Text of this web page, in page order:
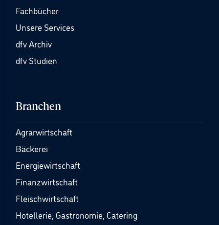
Fachbücher
Unsere Services
dfv Archiv
dfv Studien
Branchen
Agrarwirtschaft
Bäckerei
Energiewirtschaft
Finanzwirtschaft
Fleischwirtschaft
Hotellerie, Gastronomie, Catering